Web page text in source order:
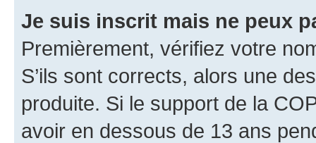
Je suis inscrit mais ne peux
Premièrement, vérifiez votre
S’ils sont corrects, alors une
produite. Si le support de la
avoir en dessous de 13 ans